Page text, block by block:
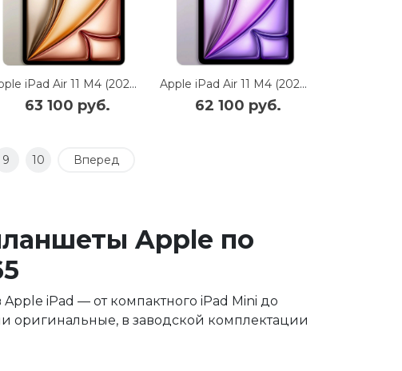
Apple iPad Air 11 M4 (2026) 128Gb Wi-Fi (Starlight)
63 100 руб.
Apple iPad Air 11 M4 (2026) 128Gb Wi-Fi (Purple)
62 100 руб.
9 10 Вперед
Apple по
iPad — от компактного iPad Mini до
оригинальные, в заводской комплектации